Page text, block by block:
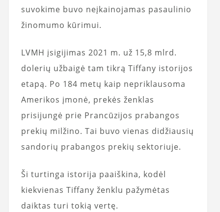
suvokime buvo neįkainojamas pasaulinio
žinomumo kūrimui.
LVMH įsigijimas 2021 m. už 15,8 mlrd.
dolerių užbaigė tam tikrą Tiffany istorijos
etapą. Po 184 metų kaip nepriklausoma
Amerikos įmonė, prekės ženklas
prisijungė prie Prancūzijos prabangos
prekių milžino. Tai buvo vienas didžiausių
sandorių prabangos prekių sektoriuje.
Ši turtinga istorija paaiškina, kodėl
kiekvienas Tiffany ženklu pažymėtas
daiktas turi tokią vertę.